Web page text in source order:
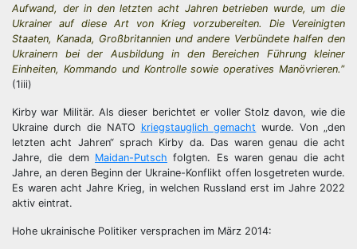
Aufwand, der in den letzten acht Jahren betrieben wurde, um die
Ukrainer auf diese Art von Krieg vorzubereiten. Die Vereinigten
Staaten, Kanada, Großbritannien und andere Verbündete halfen den
Ukrainern bei der Ausbildung in den Bereichen Führung kleiner
Einheiten, Kommando und Kontrolle sowie operatives Manövrieren.”
(1iii)
Kirby war Militär. Als dieser berichtet er voller Stolz davon, wie die
Ukraine durch die NATO kriegstauglich gemacht wurde. Von „den
letzten acht Jahren“ sprach Kirby da. Das waren genau die acht
Jahre, die dem Maidan-Putsch folgten. Es waren genau die acht
Jahre, an deren Beginn der Ukraine-Konflikt offen losgetreten wurde.
Es waren acht Jahre Krieg, in welchen Russland erst im Jahre 2022
aktiv eintrat.
Hohe ukrainische Politiker versprachen im März 2014: